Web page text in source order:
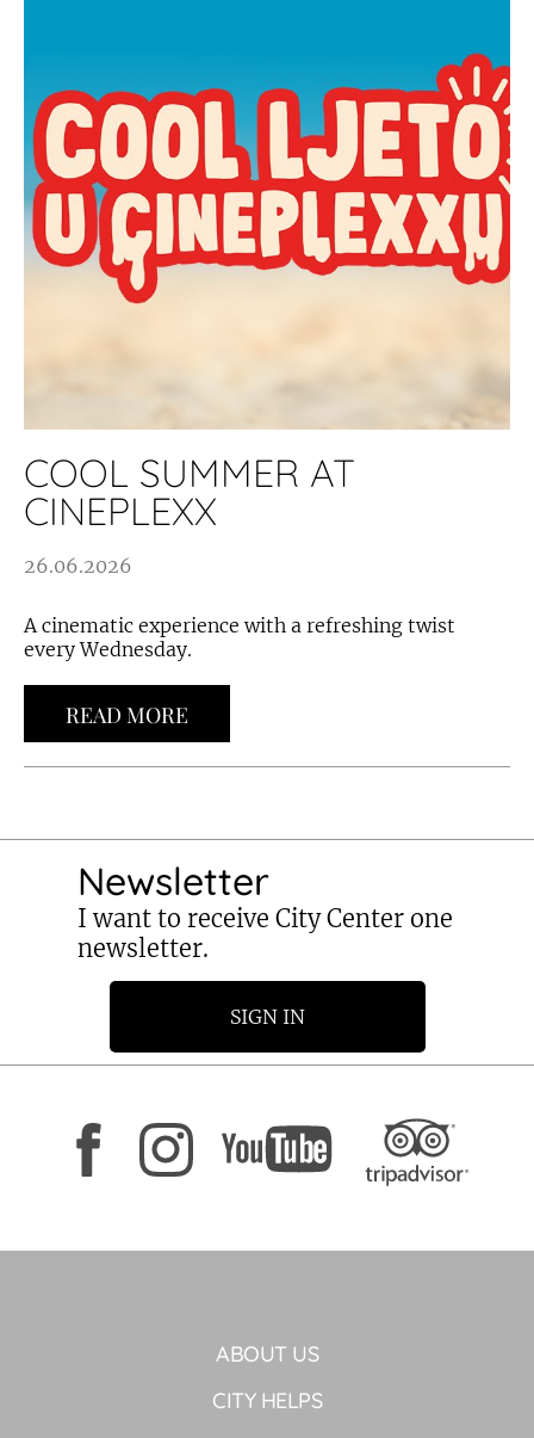
COOL SUMMER AT
CINEPLEXX
26.06.2026
A cinematic experience with a refreshing twist
every Wednesday.
READ MORE
Newsletter
I want to receive City Center one
newsletter.
SIGN IN
ABOUT US
CITY HELPS